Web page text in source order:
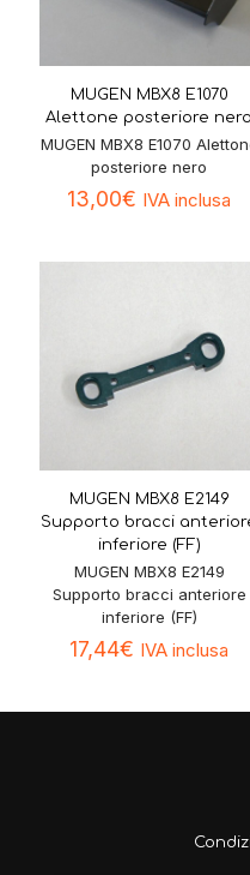
MUGEN MBX8 E1070
Alettone posteriore nero
MUGEN MBX8 E1070
posteriore nero
13,00€ IVA inclusa
MUGEN MBX8 E2149
Supporto bracci
inferiore (FF)
MUGEN MBX8 E2149
Supporto bracci anteriore
inferiore (FF)
17,44€ IVA inclusa